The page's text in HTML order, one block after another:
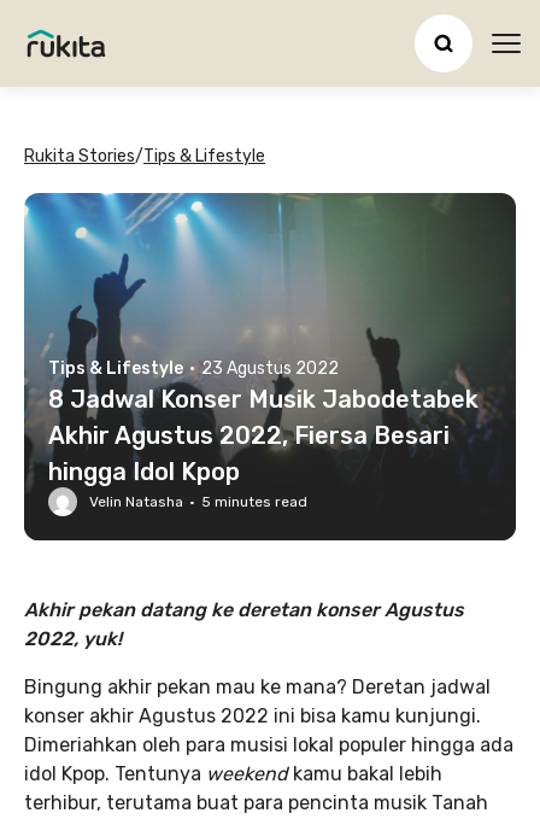
Rukita Stories/Tips & Lifestyle
Tips & Lifestyle · 23 Agustus 2022
8 Jadwal Konser Musik Jabodetabek
Akhir Agustus 2022, Fiersa Besari
hingga Idol Kpop
Velin Natasha · 5 minutes read
Akhir pekan datang ke deretan konser Agustus
2022, yuk!
Bingung akhir pekan mau ke mana? Deretan jadwal
konser akhir Agustus 2022 ini bisa kamu kunjungi.
Dimeriahkan oleh para musisi lokal populer hingga ada
idol Kpop. Tentunya weekend kamu bakal lebih
terhibur, terutama buat para pencinta musik Tanah